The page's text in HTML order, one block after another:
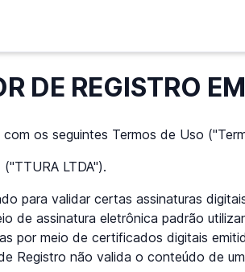
DE REGISTRO
os seguintes Termos de Uso
LTDA").
para validar certas assinaturas
de assinatura eletrônica padrão
por meio de certificados digitais
Registro não valida o conteúdo de